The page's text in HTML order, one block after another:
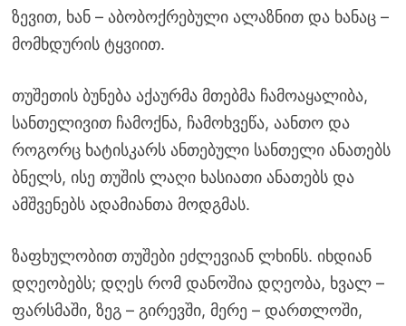
ზევით, ხან – აბობოქრებული ალაზნით და ხანაც –
მომხდურის ტყვიით.
თუშეთის ბუნება აქაურმა მთებმა ჩამოაყალიბა,
სანთელივით ჩამოქნა, ჩამოხვეწა, აანთო და
როგორც ხატისკარს ანთებული სანთელი ანათებს
ბნელს, ისე თუშის ლაღი ხასიათი ანათებს და
ამშვენებს ადამიანთა მოდგმას.
ზაფხულობით თუშები ეძლევიან ლხინს. იხდიან
დღეობებს; დღეს რომ დანოშია დღეობა, ხვალ –
ფარსმაში, ზეგ – გირევში, მერე – დართლოში,